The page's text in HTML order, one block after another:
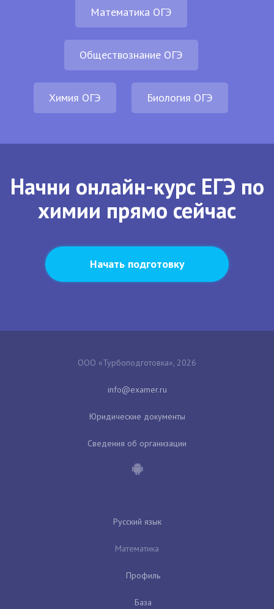
Математика ОГЭ
Обществознание ОГЭ
Химия ОГЭ Биология ОГЭ
Начни онлайн-курс ЕГЭ по
химии прямо сейчас
Начать подготовку
ООО «Турбоподготовка», 2026
Юридические документы
Сведения об организации
Русский язык
Математика
Профиль
База